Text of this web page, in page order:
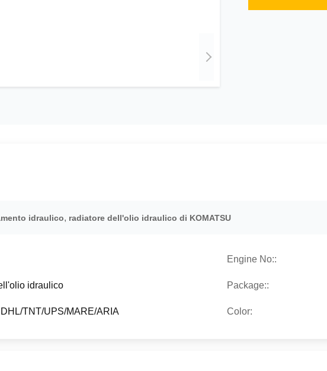
idraulico, radiatore dell'olio idraulico di KOMATSU
Engine No::
idraulico Package::
TNT/UPS/MARE/ARIA Color: